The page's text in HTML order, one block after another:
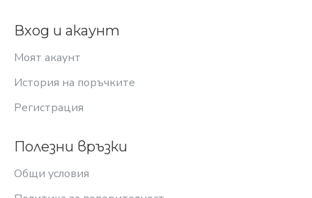
Вход и акаунт
Моят акаунт
История на поръчките
Регистрация
Полезни връзки
Общи условия